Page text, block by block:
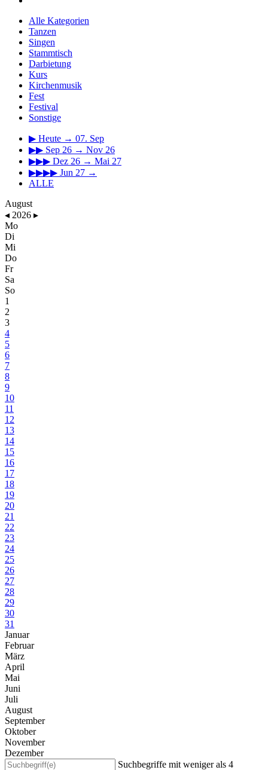
Alle Kategorien
Tanzen
Singen
Stammtisch
Darbietung
Kurs
Kirchenmusik
Fest
Festival
Sonstige
▶ Heute → 07. Sep
▶▶ Sep 26 → Nov 26
▶▶▶ Dez 26 → Mai 27
▶▶▶▶ Jun 27 →
ALLE
August
◂ 2026 ▸
Mo
Di
Mi
Do
Fr
Sa
So
1
2
3
4
5
6
7
8
9
10
11
12
13
14
15
16
17
18
19
20
21
22
23
24
25
26
27
28
29
30
31
Januar
Februar
März
April
Mai
Juni
Juli
August
September
Oktober
November
Dezember
Suchbegriffe mit weniger als 4